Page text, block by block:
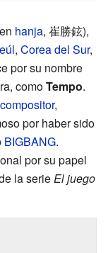
hanja, 崔勝鉉),
, Corea del Sur,
por su nombre
comoTempo.
compositor,
por haber sido
BIGBANG.
por su papel
la serieEl juego